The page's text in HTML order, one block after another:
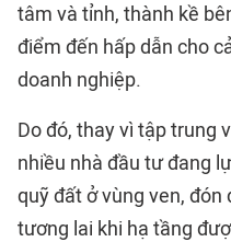
tâm và tỉnh, thành kề
điểm đến hấp dẫn cho
doanh nghiệp.
Do đó, thay vì tập trung
nhiều nhà đầu tư đang
quỹ đất ở vùng ven,
tương lai khi hạ tầng